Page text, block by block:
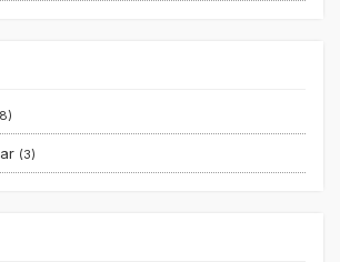
Tercihleri Kaydet
(3)